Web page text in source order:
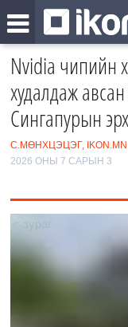
Nvidia чипийн
худалдаж
Сингапурын
С.МӨНХЦЭЦЭГ, IKON.MN
2026 ОНЫ 7 САРЫН 3